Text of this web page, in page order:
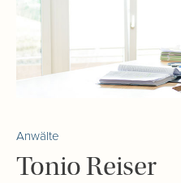
Anwälte
Tonio Reiser